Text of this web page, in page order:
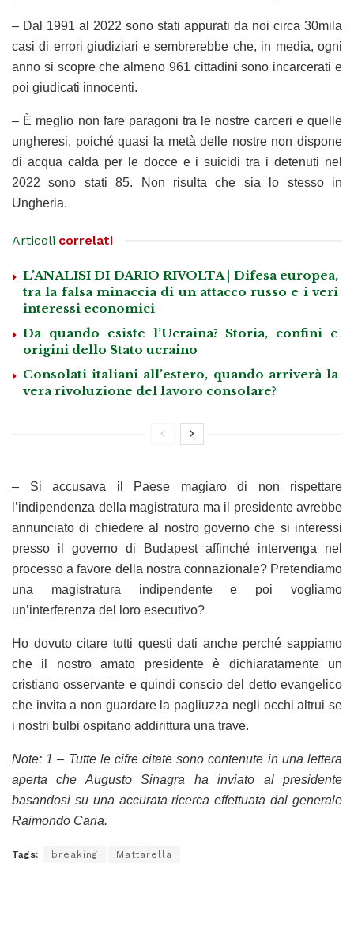
– Dal 1991 al 2022 sono stati appurati da noi circa 30mila
casi di errori giudiziari e sembrerebbe che, in media, ogni
anno si scopre che almeno 961 cittadini sono incarcerati e
poi giudicati innocenti.
– È meglio non fare paragoni tra le nostre carceri e quelle
ungheresi, poiché quasi la metà delle nostre non dispone
di acqua calda per le docce e i suicidi tra i detenuti nel
2022 sono stati 85. Non risulta che sia lo stesso in
Ungheria.
Articoli correlati
L’ANALISI DI DARIO RIVOLTA | Difesa europea,
tra la falsa minaccia di un attacco russo e i veri
interessi economici
Da quando esiste l’Ucraina? Storia, confini e
origini dello Stato ucraino
Consolati italiani all’estero, quando arriverà la
vera rivoluzione del lavoro consolare?
– Si accusava il Paese magiaro di non rispettare
l’indipendenza della magistratura ma il presidente avrebbe
annunciato di chiedere al nostro governo che si interessi
presso il governo di Budapest affinché intervenga nel
processo a favore della nostra connazionale? Pretendiamo
una magistratura indipendente e poi vogliamo
un’interferenza del loro esecutivo?
Ho dovuto citare tutti questi dati anche perché sappiamo
che il nostro amato presidente è dichiaratamente un
cristiano osservante e quindi conscio del detto evangelico
che invita a non guardare la pagliuzza negli occhi altrui se
i nostri bulbi ospitano addirittura una trave.
Note: 1 – Tutte le cifre citate sono contenute in una lettera
aperta che Augusto Sinagra ha inviato al presidente
basandosi su una accurata ricerca effettuata dal generale
Raimondo Caria.
Tags: breaking Mattarella